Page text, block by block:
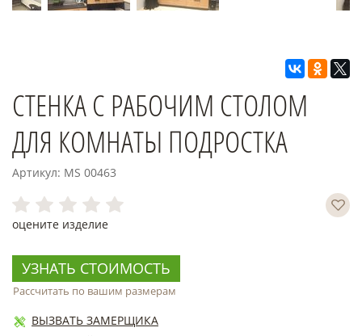
СТЕНКА С РАБОЧИМ СТОЛОМ
ДЛЯ КОМНАТЫ ПОДРОСТКА
Артикул: MS 00463
оцените изделие
УЗНАТЬ СТОИМОСТЬ
Рассчитать по вашим размерам
ВЫЗВАТЬ ЗАМЕРЩИКА